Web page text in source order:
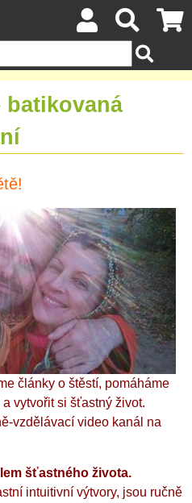
batikovaná
články o štěstí, pomáháme
vytvořit si šťastný život.
vzdělávací video kanál na
šťastného života.
intuitivní výtvory, jsou ručně